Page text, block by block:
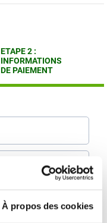
À propos des cookies
ETAPE 2 :
INFORMATIONS
DE PAIEMENT